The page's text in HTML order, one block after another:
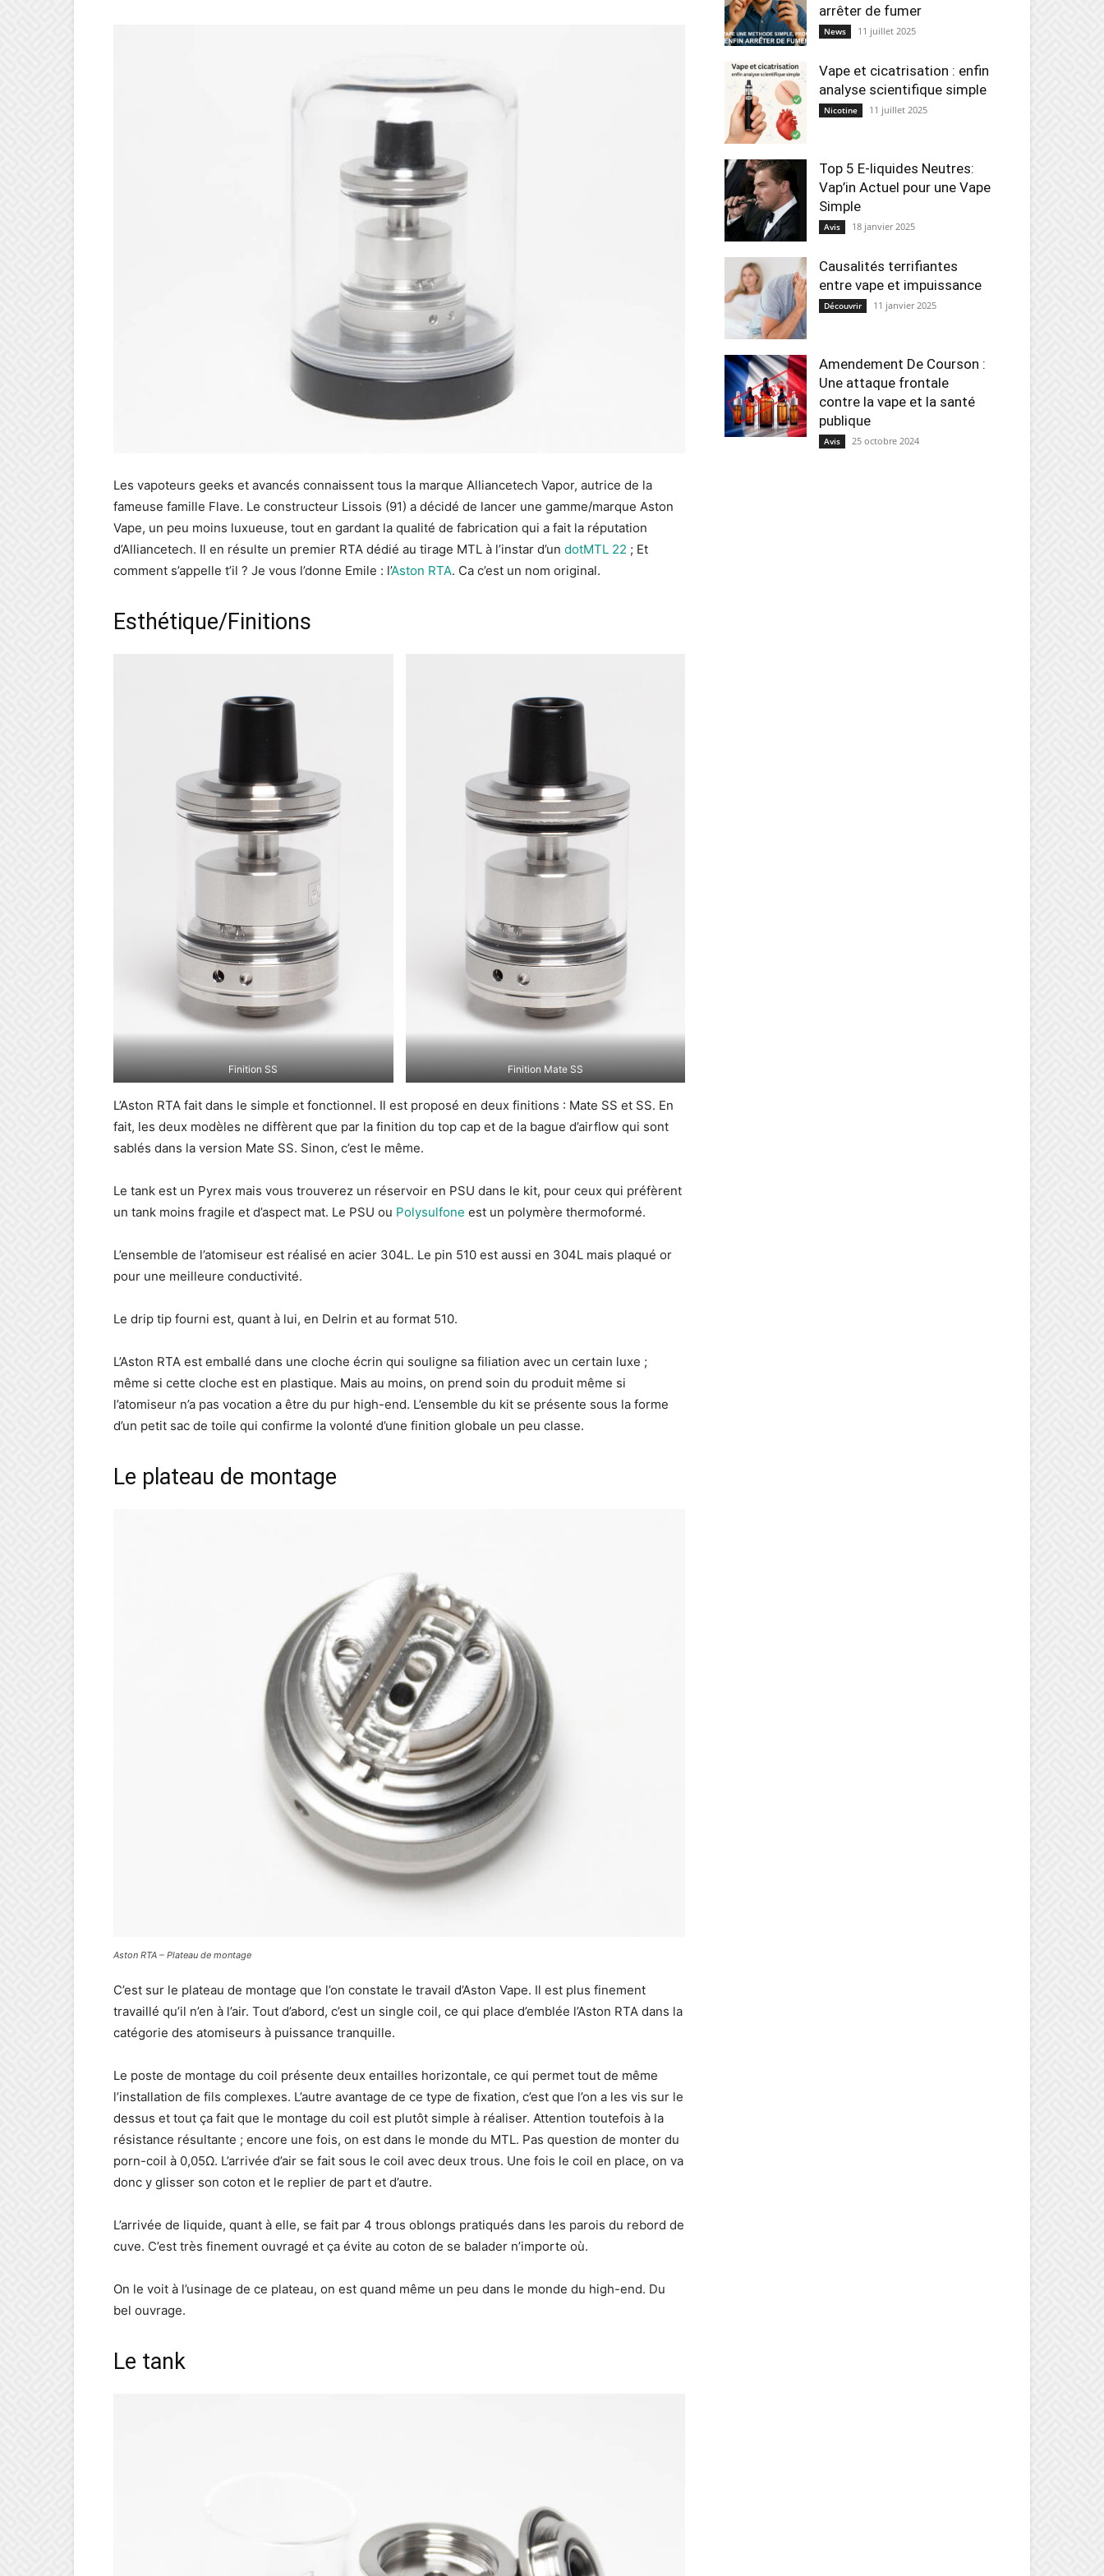
Les vapoteurs geeks et avancés connaissent tous la marque Alliancetech Vapor, autrice de la
fameuse famille Flave. Le constructeur Lissois (91) a décidé de lancer une gamme/marque Aston
Vape, un peu moins luxueuse, tout en gardant la qualité de fabrication qui a fait la réputation
d’Alliancetech. Il en résulte un premier RTA dédié au tirage MTL à l’instar d’un dotMTL 22 ; Et
comment s’appelle t’il ? Je vous l’donne Emile : l’Aston RTA. Ca c’est un nom original.
Esthétique/Finitions
Finition SS Finition Mate SS
L’Aston RTA fait dans le simple et fonctionnel. Il est proposé en deux finitions : Mate SS et SS. En
fait, les deux modèles ne diffèrent que par la finition du top cap et de la bague d’airflow qui sont
sablés dans la version Mate SS. Sinon, c’est le même.
Le tank est un Pyrex mais vous trouverez un réservoir en PSU dans le kit, pour ceux qui préfèrent
un tank moins fragile et d’aspect mat. Le PSU ou Polysulfone est un polymère thermoformé.
L’ensemble de l’atomiseur est réalisé en acier 304L. Le pin 510 est aussi en 304L mais plaqué or
pour une meilleure conductivité.
Le drip tip fourni est, quant à lui, en Delrin et au format 510.
L’Aston RTA est emballé dans une cloche écrin qui souligne sa filiation avec un certain luxe ;
même si cette cloche est en plastique. Mais au moins, on prend soin du produit même si
l’atomiseur n’a pas vocation a être du pur high-end. L’ensemble du kit se présente sous la forme
d’un petit sac de toile qui confirme la volonté d’une finition globale un peu classe.
Le plateau de montage
Aston RTA – Plateau de montage
C’est sur le plateau de montage que l’on constate le travail d’Aston Vape. Il est plus finement
travaillé qu’il n’en à l’air. Tout d’abord, c’est un single coil, ce qui place d’emblée l’Aston RTA dans la
catégorie des atomiseurs à puissance tranquille.
Le poste de montage du coil présente deux entailles horizontale, ce qui permet tout de même
l’installation de fils complexes. L’autre avantage de ce type de fixation, c’est que l’on a les vis sur le
dessus et tout ça fait que le montage du coil est plutôt simple à réaliser. Attention toutefois à la
résistance résultante ; encore une fois, on est dans le monde du MTL. Pas question de monter du
porn-coil à 0,05Ω. L’arrivée d’air se fait sous le coil avec deux trous. Une fois le coil en place, on va
donc y glisser son coton et le replier de part et d’autre.
L’arrivée de liquide, quant à elle, se fait par 4 trous oblongs pratiqués dans les parois du rebord de
cuve. C’est très finement ouvragé et ça évite au coton de se balader n’importe où.
On le voit à l’usinage de ce plateau, on est quand même un peu dans le monde du high-end. Du
bel ouvrage.
Le tank
arrêter de fumer
News 11 juillet 2025
Vape et cicatrisation : enfin
analyse scientifique simple
Nicotine 11 juillet 2025
Top 5 E-liquides Neutres:
Vap’in Actuel pour une Vape
Simple
Avis 18 janvier 2025
Causalités terrifiantes
entre vape et impuissance
Découvrir 11 janvier 2025
Amendement De Courson :
Une attaque frontale
contre la vape et la santé
publique
Avis 25 octobre 2024